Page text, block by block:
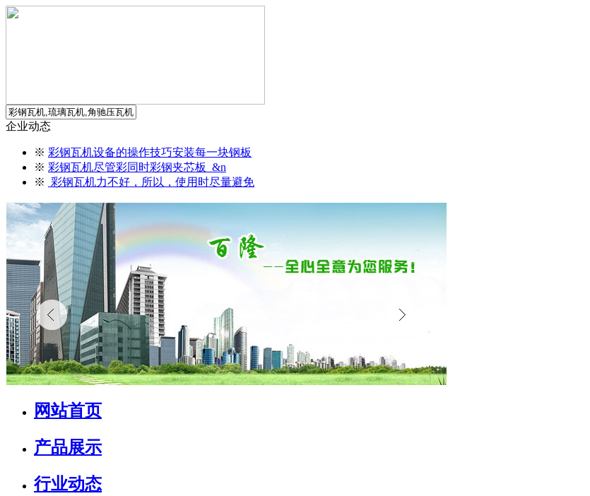
企业动态
※ 彩钢瓦机设备的操作技巧安装每一块钢板
※ 彩钢瓦机尽管彩同时彩钢夹芯板 &n
※ 彩钢瓦机力不好，所以，使用时尽量避免
网站首页
产品展示
行业动态